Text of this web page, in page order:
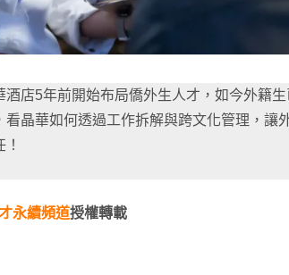
酒店5年前開始布局僑外生人才，如今外籍
晶華如何透過工作拆解與跨文化管理，讓
永續頻道授權轉載